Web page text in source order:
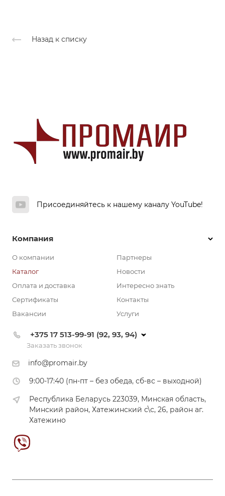
Назад к списку
Присоединяйтесь к нашему каналу YouTube!
Компания
О компании
Каталог
Оплата и доставка
Сертификаты
Вакансии
Партнеры
Новости
Интересно знать
Контакты
Услуги
+375 17 513-99-91 (92, 93, 94)
Заказать звонок
info@promair.by
9:00-17:40 (пн-пт – без обеда, сб-вс – выходной)
Республика Беларусь 223039, Минская область,
Минский район, Хатежинский с\с, 26, район аг.
Хатежино